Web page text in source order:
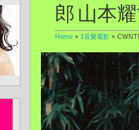
郎 山本
Home » 1音樂電影 »